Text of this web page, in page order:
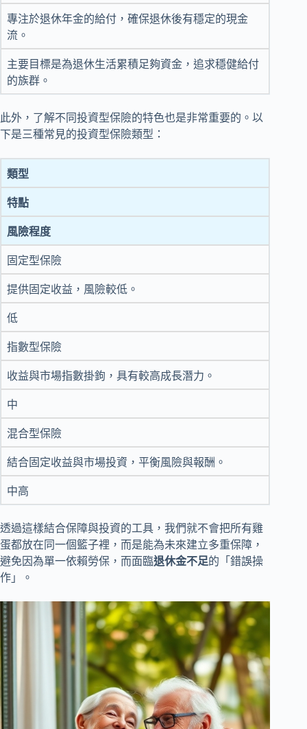
專注於退休年金的給付，確保退休後有穩定的現金
流。
主要目標是為退休生活累積足夠資金，追求穩健給付
的族群。
此外，了解不同投資型保險的特色也是非常重要的。以
下是三種常見的投資型保險類型：
類型
特點
風險程度
固定型保險
提供固定收益，風險較低。
低
指數型保險
收益與市場指數掛鉤，具有較高成長潛力。
中
混合型保險
結合固定收益與市場投資，平衡風險與報酬。
中高
透過這樣結合保障與投資的工具，我們就不會把所有雞
蛋都放在同一個籃子裡，而是能為未來建立多重保障，
避免因為單一依賴勞保，而面臨退休金不足的「錯誤操
作」。